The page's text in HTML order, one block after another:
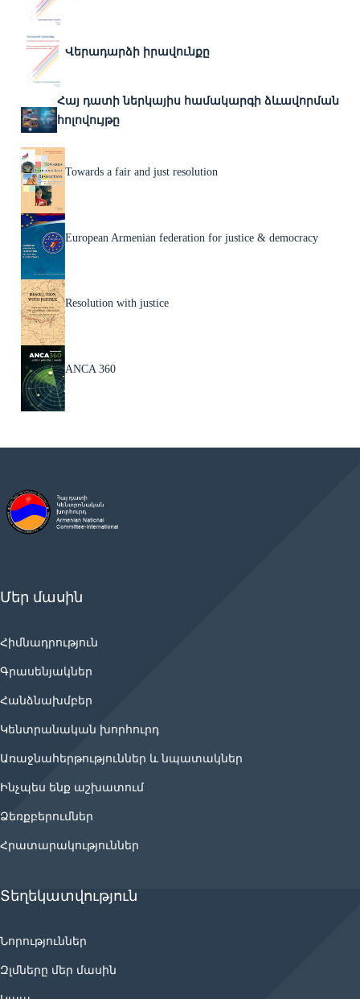
Վերադարձի իրավունքը
Հայ դատի ներկայիս համակարգի ձևավորման
հոլովույթը
Towards a fair and just resolution
European Armenian federation for justice & democracy
Resolution with justice
ANCA 360
Մեր մասին
Հիմնադրություն
Գրասենյակներ
Հանձնախմբեր
Կենտրանական խորհուրդ
Առաջնահերթություններ և նպատակներ
Ինչպես ենք աշխատում
Ձեռքբերումներ
Հրատարակություններ
Տեղեկատվություն
Նորություններ
Զլմները մեր մասին